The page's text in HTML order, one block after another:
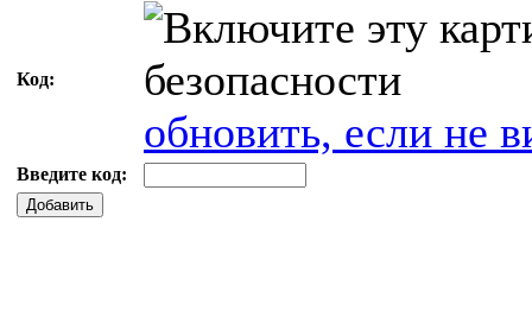
Код:
обновить, если не
Введите код:
Добавить